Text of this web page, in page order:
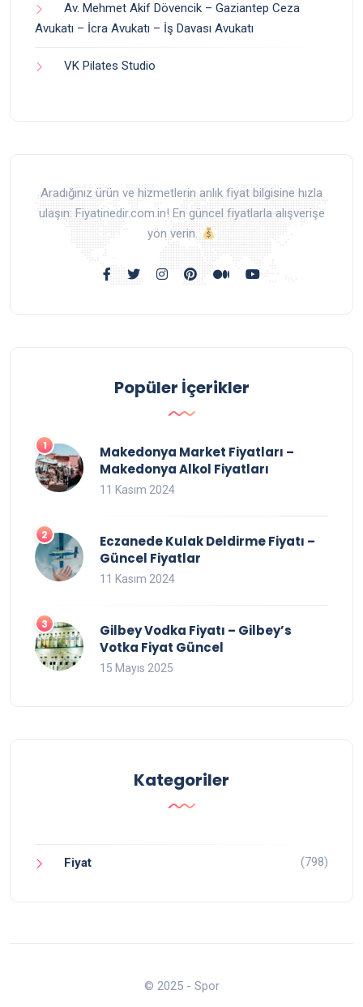
Av. Mehmet Akif Dövencik – Gaziantep Ceza
Avukatı – İcra Avukatı – İş Davası Avukatı
VK Pilates Studio
Aradığınız ürün ve hizmetlerin anlık fiyat bilgisine hızla
ulaşın: Fiyatinedir.com.in! En güncel fiyatlarla alışverişe
yön verin.
Popüler İçerikler
Makedonya Market Fiyatları –
Makedonya Alkol Fiyatları
11 Kasım 2024
Eczanede Kulak Deldirme Fiyatı –
Güncel Fiyatlar
11 Kasım 2024
Gilbey Vodka Fiyatı – Gilbey’s
Votka Fiyat Güncel
15 Mayıs 2025
Kategoriler
Fiyat (798)
© 2025 - Spor